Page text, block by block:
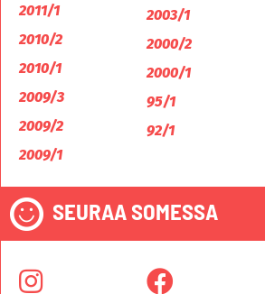
2011/1
2010/2
2010/1
2009/3
2009/2
2009/1
2003/1
2000/2
2000/1
95/1
92/1
SEURAA SOMESSA